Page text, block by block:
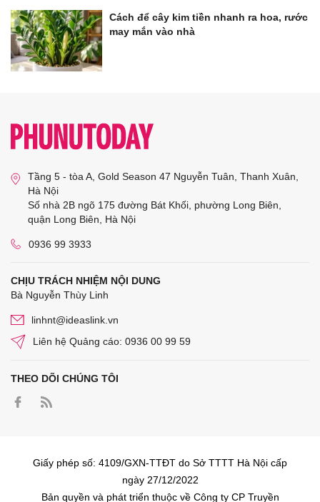
Cách để cây kim tiền nhanh ra hoa, rước
may mắn vào nhà
Tầng 5 - tòa A, Gold Season 47 Nguyễn Tuân, Thanh Xuân,
Hà Nội
Số nhà 2B ngõ 175 đường Bát Khối, phường Long Biên,
quận Long Biên, Hà Nội
0936 99 3933
CHỊU TRÁCH NHIỆM NỘI DUNG
Bà Nguyễn Thùy Linh
linhnt@ideaslink.vn
Liên hệ Quảng cáo: 0936 00 99 59
THEO DÕI CHÚNG TÔI
Giấy phép số: 4109/GXN-TTĐT do Sở TTTT Hà Nội cấp
ngày 27/12/2022
Bản quyền và phát triển thuộc về Công ty CP Truyền